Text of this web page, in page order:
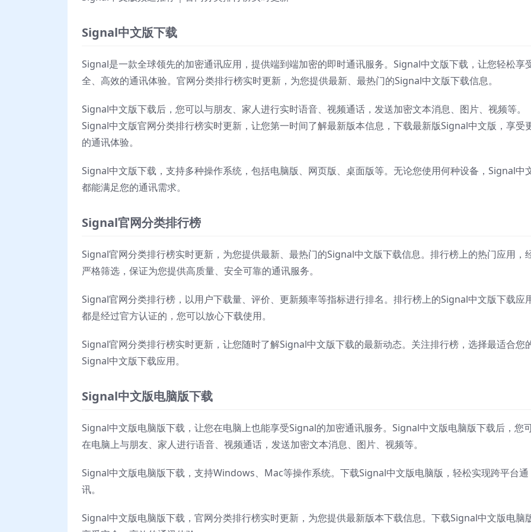
Signal中文版下载
Signal是一款全球领先的加密通讯应用，提供端到端加密的即时通讯服务。Signal中文版下载，让您轻松享
全、高效的通讯体验。官网分类排行榜实时更新，为您提供最新、最热门的Signal中文版下载信息。
Signal中文版下载后，您可以与朋友、家人进行实时语音、视频通话，发送加密文本消息、图片、视频等。
Signal中文版官网分类排行榜实时更新，让您第一时间了解最新版本信息，下载最新版Signal中文版，享受
的通讯体验。
Signal中文版下载，支持多种操作系统，包括电脑版、网页版、桌面版等。无论您使用何种设备，Signal中
都能满足您的通讯需求。
Signal官网分类排行榜
Signal官网分类排行榜实时更新，为您提供最新、最热门的Signal中文版下载信息。排行榜上的热门应用，
严格筛选，保证为您提供高质量、安全可靠的通讯服务。
Signal官网分类排行榜，以用户下载量、评价、更新频率等指标进行排名。排行榜上的Signal中文版下载应
都是经过官方认证的，您可以放心下载使用。
Signal官网分类排行榜实时更新，让您随时了解Signal中文版下载的最新动态。关注排行榜，选择最适合您
Signal中文版下载应用。
Signal中文版电脑版下载
Signal中文版电脑版下载，让您在电脑上也能享受Signal的加密通讯服务。Signal中文版电脑版下载后，您
在电脑上与朋友、家人进行语音、视频通话，发送加密文本消息、图片、视频等。
Signal中文版电脑版下载，支持Windows、Mac等操作系统。下载Signal中文版电脑版，轻松实现跨平台通
讯。
Signal中文版电脑版下载，官网分类排行榜实时更新，为您提供最新版本下载信息。下载Signal中文版电脑